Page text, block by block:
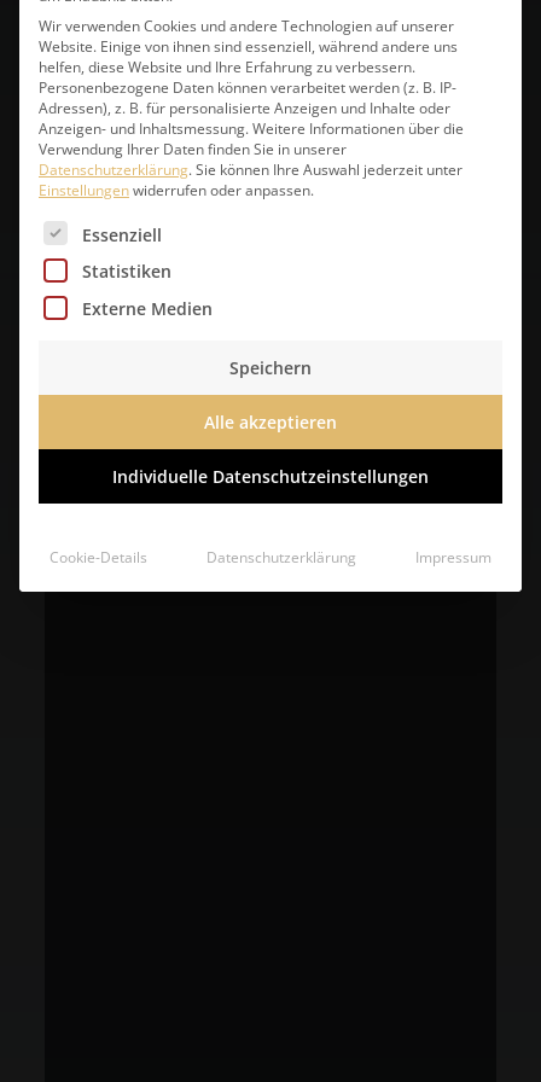
Snack
Route
Standorte Berlin
Wir verwenden Cookies und andere Technologien auf unserer
Website. Einige von ihnen sind essenziell, während andere uns
helfen, diese Website und Ihre Erfahrung zu verbessern.
Personenbezogene Daten können verarbeitet werden (z. B. IP-
Adressen), z. B. für personalisierte Anzeigen und Inhalte oder
Anzeigen- und Inhaltsmessung.Weitere Informationen über die
Verwendung Ihrer Daten finden Sie in unserer
Datenschutzerklärung.Sie können Ihre Auswahl jederzeit unter
Einstellungenwiderrufen oder anpassen.
Es folgt eine Liste der Service-Gruppen, für die eine
Essenziell
Statistiken
Externe Medien
Speichern
Alle akzeptieren
Individuelle Datenschutzeinstellungen
Cookie-Details Datenschutzerklärung Impressum